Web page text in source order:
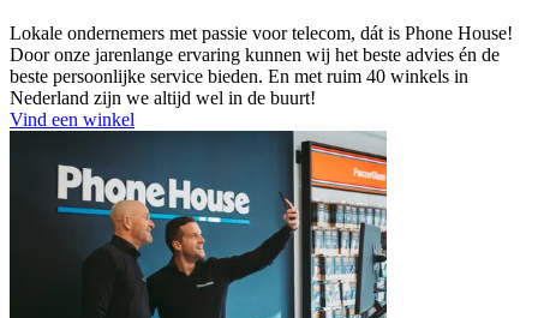
Lokale ondernemers met passie voor telecom, dát is Phone House!
Door onze jarenlange ervaring kunnen wij het beste advies én de
beste persoonlijke service bieden. En met ruim 40 winkels in
Nederland zijn we altijd wel in de buurt!
Vind een winkel